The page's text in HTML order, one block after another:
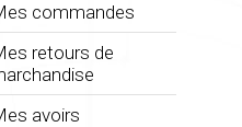
commandes
retours de
avoirs